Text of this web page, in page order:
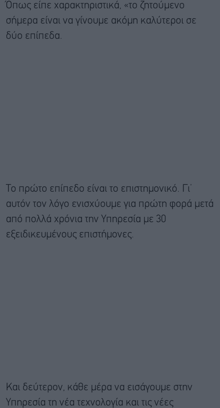
Όπως είπε χαρακτηριστικά, «το ζητούμενο
σήμερα είναι να γίνουμε ακόμη καλύτεροι σε
δύο επίπεδα.
Το πρώτο επίπεδο είναι το επιστημονικό. Γι’
αυτόν τον λόγο ενισχύουμε για πρώτη φορά μετά
από πολλά χρόνια την Υπηρεσία με 30
εξειδικευμένους επιστήμονες.
Και δεύτερον, κάθε μέρα να εισάγουμε στην
Υπηρεσία τη νέα τεχνολογία και τις νέες